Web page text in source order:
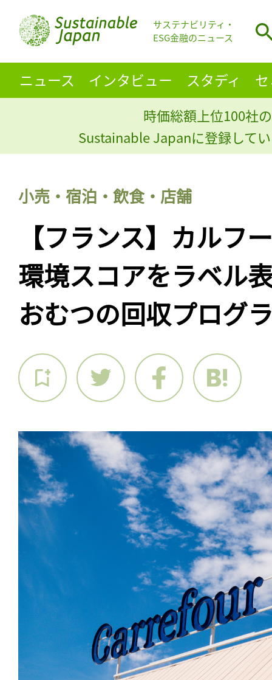
サステナビリティ・
ESG金融のニュース
ニュース インタビュー スタディ
時価総額上位100社
Sustainable Japanに登録して
小売・宿泊・飲食・店舗
【フランス】カルフ
環境スコアをラベル
おむつの回収プログ